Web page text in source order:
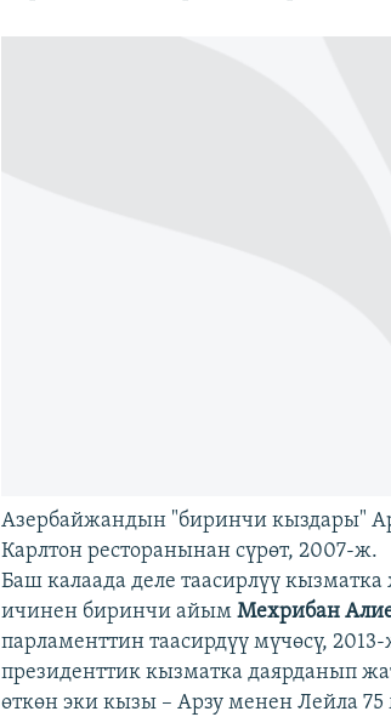
Азербайжандын "биринчи кыздары"
Карлтон ресторанынан сүрөт, 2007-ж.
Баш калаада деле таасирлүү
ичинен биринчи айымМехрибан
парламенттин таасирдүү мүчөсү,
президенттик кызматка даярданып
өткөн эки кызы – Арзу менен Лейла